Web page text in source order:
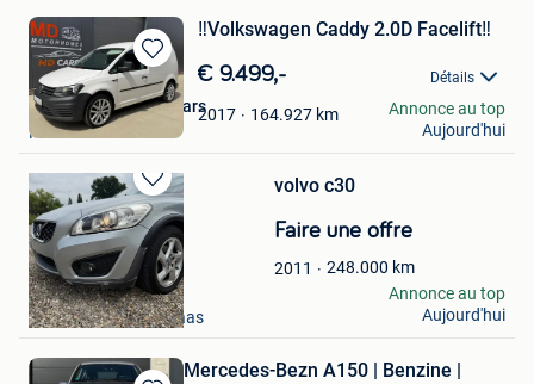
Sauvegarder
dans
Mes
Favoris
‼️Volkswagen Caddy 2.0D Facelift‼️
€ 9.499,- Détails
2017 164.927 km
MD Motorhomes & Cars
Heusden
Annonce au top
Aujourd'hui
Sauvegarder
dans
Mes
Favoris
volvo c30
Faire une offre
2011 248.000 km
Quinten
Mechelen-Aan-De-Maas
Annonce au top
Aujourd'hui
Mercedes-Bezn A150 | Benzine |